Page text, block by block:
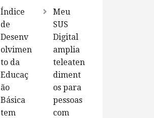
Índice
de
Desenv
olvimen
to da
Educaç
ão
Básica
tem
Meu
SUS
Digital
amplia
teleaten
diment
os para
pessoas
com